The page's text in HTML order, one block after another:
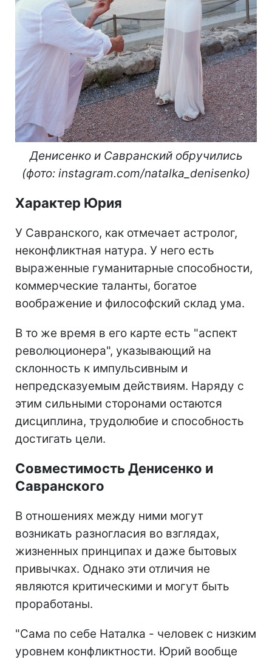
Денисенко и Савранский обручились
(фото: instagram.com/natalka_denisenko)
Характер Юрия
У Савранского, как отмечает астролог,
неконфликтная натура. У него есть
выраженные гуманитарные способности,
коммерческие таланты, богатое
воображение и философский склад ума.
В то же время в его карте есть "аспект
революционера", указывающий на
склонность к импульсивным и
непредсказуемым действиям. Наряду с
этим сильными сторонами остаются
дисциплина, трудолюбие и способность
достигать цели.
Совместимость Денисенко и
Савранского
В отношениях между ними могут
возникать разногласия во взглядах,
жизненных принципах и даже бытовых
привычках. Однако эти отличия не
являются критическими и могут быть
проработаны.
"Сама по себе Наталка - человек с низким
уровнем конфликтности. Юрий вообще